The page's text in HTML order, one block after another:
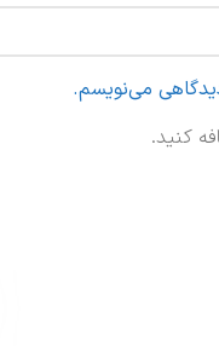
می‌نویسم.
کنید.